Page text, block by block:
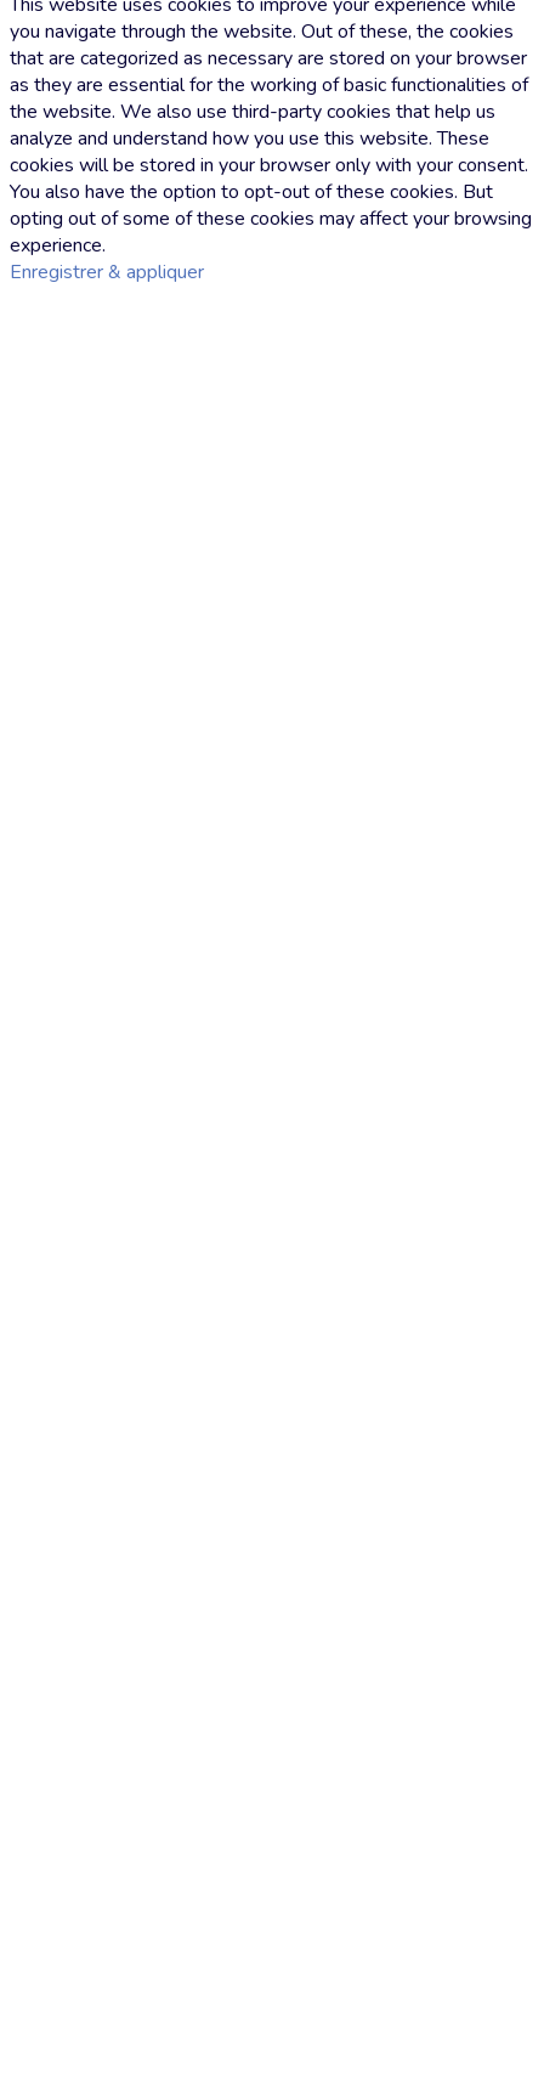
you navigate through the website. Out of these, the cookies
that are categorized as necessary are stored on your browser
as they are essential for the working of basic functionalities of
the website. We also use third-party cookies that help us
analyze and understand how you use this website. These
cookies will be stored in your browser only with your consent.
You also have the option to opt-out of these cookies. But
opting out of some of these cookies may affect your browsing
experience.
Enregistrer & appliquer